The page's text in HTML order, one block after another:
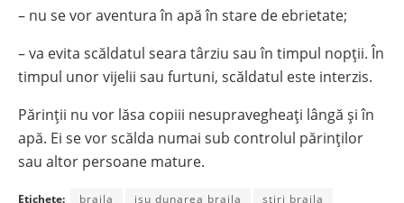
– nu se vor aventura în apă în stare de ebrietate;
– va evita scăldatul seara târziu sau în timpul nopţii. În
timpul unor vijelii sau furtuni, scăldatul este interzis.
Părinţii nu vor lăsa copiii nesupravegheaţi lângă şi în
apă. Ei se vor scălda numai sub controlul părinţilor
sau altor persoane mature.
Etichete: braila isu dunarea braila
stiri braila